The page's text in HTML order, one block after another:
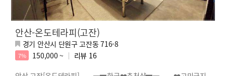
안산-온도테라피(고잔)
경기 안산시 단원구 고잔동 716-8
7% 150,000 ~ 리뷰 16